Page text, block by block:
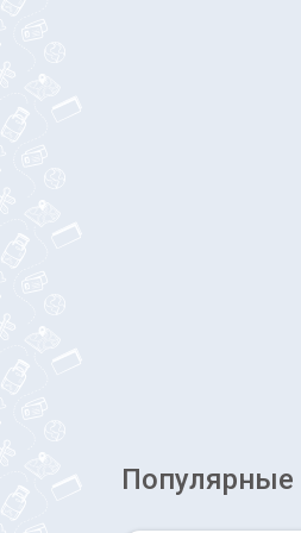
Популярные